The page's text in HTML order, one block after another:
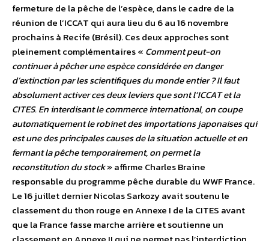
fermeture de la pêche de l’espèce, dans le cadre de la
réunion de l’ICCAT qui aura lieu du 6 au 16 novembre
prochains à Recife (Brésil). Ces deux approches sont
pleinement complémentaires « Comment peut-on
continuer à pêcher une espèce considérée en danger
d’extinction par les scientifiques du monde entier ? Il faut
absolument activer ces deux leviers que sont l’ICCAT et la
CITES. En interdisant le commerce international, on coupe
automatiquement le robinet des importations japonaises qui
est une des principales causes de la situation actuelle et en
fermant la pêche temporairement, on permet la
reconstitution du stock» affirme Charles Braine
responsable du programme pêche durable du WWF France.
Le 16 juillet dernier Nicolas Sarkozy avait soutenu le
classement du thon rouge en Annexe I de la CITES avant
que la France fasse marche arrière et soutienne un